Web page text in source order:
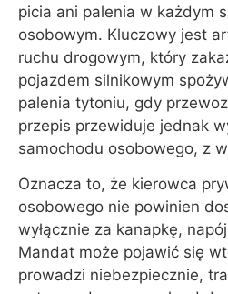
picia ani palenia w każdym
osobowym. Kluczowy jest
ruchu drogowym, który
pojazdem silnikowym
palenia tytoniu, gdy
przepis przewiduje jednak
samochodu osobowego, z
Oznacza to, że kierowca
osobowego nie powinien
wyłącznie za kanapkę,
Mandat może pojawić się
prowadzi niebezpiecznie,